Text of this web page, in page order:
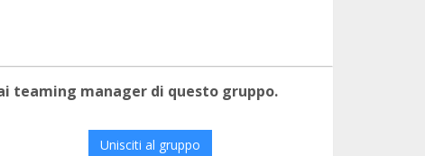
teaming manager di questo gruppo.
Unisciti al gruppo